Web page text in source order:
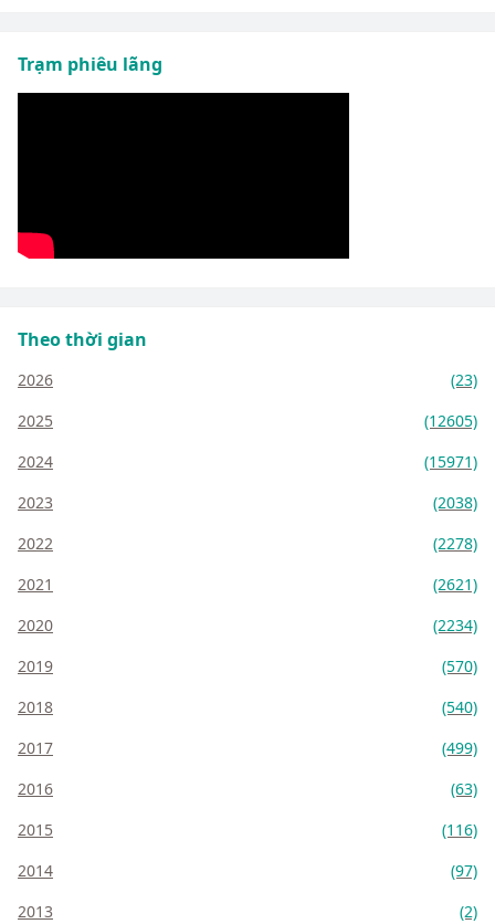
Trạm phiêu lãng
Theo thời gian
2026
(23)
2025
(12605)
2024
(15971)
2023
(2038)
2022
(2278)
2021
(2621)
2020
(2234)
2019
(570)
2018
(540)
2017
(499)
2016
(63)
2015
(116)
2014
(97)
2013
(2)